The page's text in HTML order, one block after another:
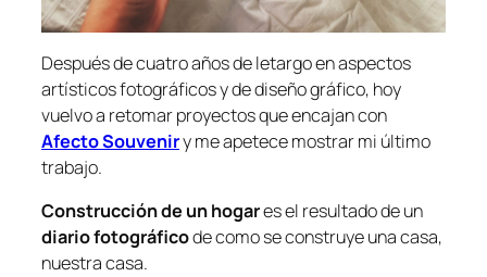
Después de cuatro años de letargo en aspectos
artísticos fotográficos y de diseño gráfico, hoy
vuelvo a retomar proyectos que encajan con
Afecto Souveniry me apetece mostrar mi último
trabajo.
Construcción de un hogares el resultado de un
diario fotográficode como se construye una casa,
nuestra casa.